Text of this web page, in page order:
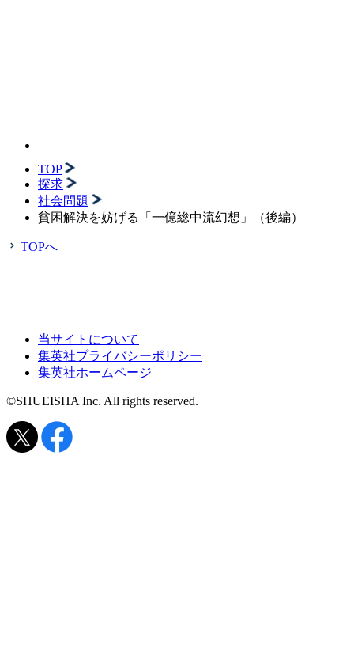
TOP
探求
社会問題
貧困解決を妨げる「一億総中流幻想」（後編）
TOPへ
当サイトについて
集英社プライバシーポリシー
集英社ホームページ
©SHUEISHA Inc. All rights reserved.